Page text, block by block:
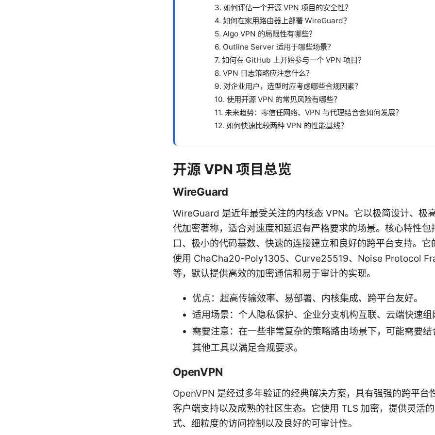
3. 如何评估一个开源 VPN 项目的安全性？
4. 如何在家用路由器上部署 WireGuard？
5. Algo VPN 的局限性有哪些？
6. Outline Server 适用于哪些场景？
7. 如何在 GitHub 上开始参与一个 VPN 项目？
8. VPN 日志策略应注意什么？
9. 对企业用户，选型时应考虑哪些合规因素？
10. 使用开源 VPN 的常见风险有哪些？
11. 未来趋势：零信任网络、VPN 与代理结合会如何发展？
12. 如何快速比较两种 VPN 的性能基线？
开源 VPN 项目总览
WireGuard
WireGuard 是近年最受关注的内核态 VPN。它以极简设计、极
代加密著称，适合对速度和延迟有严格要求的场景。核心特性包
口、极小的代码基数、快速的连接建立和良好的跨平台支持。它
使用 ChaCha20-Poly1305、Curve25519、Noise Protocol
等，默认提供高效的加密通信和易于审计的实现。
优点：超高传输效率、易部署、内核集成、跨平台友好。
适用场景：个人隐私保护、企业分支机构互联、云端快速组
需要注意：在一些非常复杂的策略路由场景下，可能需要
其他工具以满足合规要求。
OpenVPN
OpenVPN 是经过多年验证的经典解决方案，具有强强的跨平台
客户端支持以及成熟的社区生态。它使用 TLS 加密，提供灵活
式、细粒度的访问控制以及良好的可审计性。